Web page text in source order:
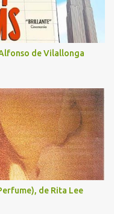
de Vilallonga
de Rita Lee